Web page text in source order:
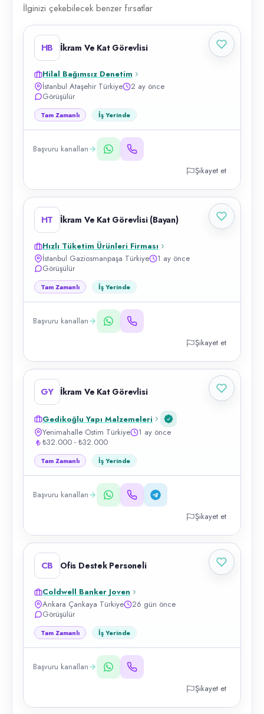
İlginizi çekebilecek benzer fırsatlar
HB İkram Ve Kat Görevlisi
Hilal Bağımsız Denetim
İstanbul Ataşehir Türkiye
2 ay önce
Görüşülür
Tam Zamanlı İş Yerinde
Başvuru kanalları
Şikayet et
HT İkram Ve Kat Görevlisi (Bayan)
Hızlı Tüketim Ürünleri Firması
İstanbul Gaziosmanpaşa Türkiye
1 ay önce
Görüşülür
Tam Zamanlı İş Yerinde
Başvuru kanalları
Şikayet et
GY İkram Ve Kat Görevlisi
Gedikoğlu Yapı Malzemeleri
Yenimahalle Ostim Türkiye
1 ay önce
₺32.000 - ₺32.000
Tam Zamanlı İş Yerinde
Başvuru kanalları
Şikayet et
CB Ofis Destek Personeli
Coldwell Banker Joven
Ankara Çankaya Türkiye
26 gün önce
Görüşülür
Tam Zamanlı İş Yerinde
Başvuru kanalları
Şikayet et